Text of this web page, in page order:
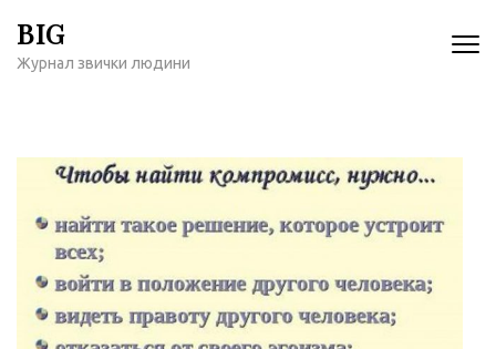
содержимому
BIG
Журнал звички людини